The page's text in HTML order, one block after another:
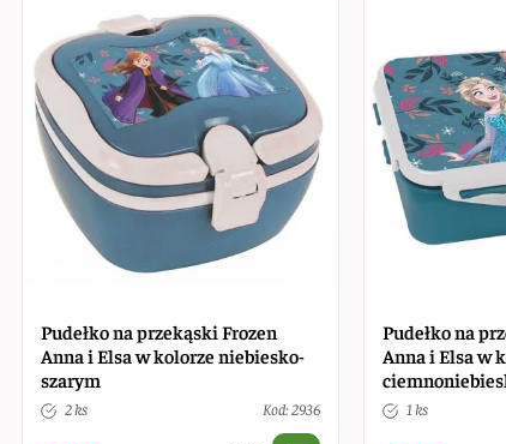
Pudełko na przekąski Frozen
Anna i Elsa w kolorze niebiesko-
szarym
2 ks Kod: 2936
Pudełko na
Anna i Elsa w
1 ks